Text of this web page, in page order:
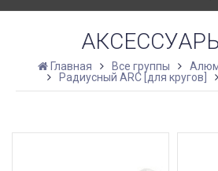
Главная Все группы
Радиусный ARC [для кругов]